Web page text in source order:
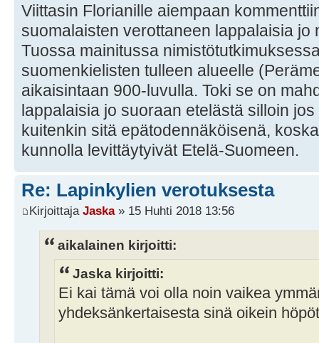
Viittasin Florianille aiempaan
suomalaisten verottaneen lappalaisia jo
Tuossa mainitussa
suomenkielisten tulleen alueelle
aikaisintaan 900-luvulla. Toki se on
lappalaisia jo suoraan etelästä silloin
kuitenkin sitä epätodennäköisenä,
kunnolla levittäytyivät Etelä-Suomeen.
Re: Lapinkylien verotuksesta
Kirjoittaja Jaska» 15 Huhti 2018 13:56
aikalainen kirjoitti:
Jaska kirjoitti:
Ei kai tämä voi olla noin vaikea
yhdeksänkertaisesta sinä oikein